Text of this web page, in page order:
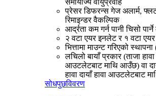
समायोज्य वायुप्रवाह
प्रेसर डिफरन्स गेज अलार्म,
रिमाइन्डर वैकल्पिक
आर्द्रता कम गर्न पानी चिसो
२ वटा एयर इनलेट र १ वटा
भित्तामा माउन्ट गरिएको
लचिलो बायाँ प्रकार (ताजा हावा
आउटलेटबाट माथि आउँछ) वा
हावा दायाँ हावा आउटलेटबाट
सोधपुछविवरण